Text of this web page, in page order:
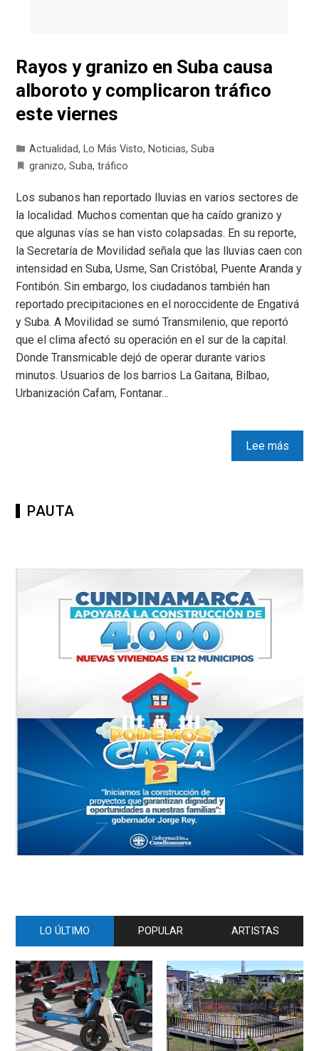
Rayos y granizo en Suba causa
alboroto y complicaron tráfico
este viernes
Actualidad, Lo Más Visto, Noticias,Suba
granizo,Suba,tráfico
Los subanos han reportado lluvias en varios sectores de
la localidad. Muchos comentan que ha caído granizo y
que algunas vías se han visto colapsadas. En su reporte,
la Secretaría de Movilidad señala que las lluvias caen con
intensidad en Suba, Usme, San Cristóbal, Puente Aranda y
Fontibón. Sin embargo, los ciudadanos también han
reportado precipitaciones en el noroccidente de Engativá
y Suba. A Movilidad se sumó Transmilenio, que reportó
que el clima afectó su operación en el sur de la capital.
Donde Transmicable dejó de operar durante varios
minutos. Usuarios de los barrios La Gaitana, Bilbao,
Urbanización Cafam, Fontanar…
Lee más
PAUTA
LO ÚLTIMO POPULAR ARTISTAS